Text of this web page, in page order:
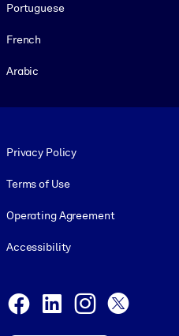
Portuguese
French
Arabic
Privacy Policy
Terms of Use
Operating Agreement
Accessibility
Facebook
LinkedIn